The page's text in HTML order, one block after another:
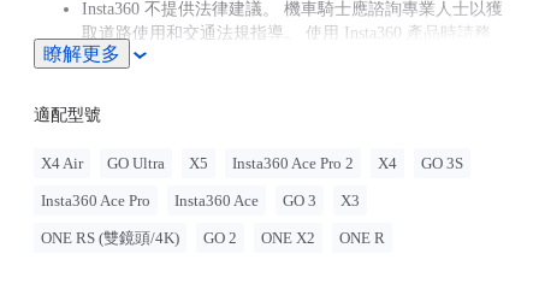
Insta360 不提供法律建議。 機車騎士應諮詢專業人士以獲
取道路使用和交通法規指導。 使用 Insta360 產品時請務
必遵守當地法規。 Insta360 對於因不當使用其產品而可能
與 GO Ultra 相容；需要 3三爪轉 1/4" 轉接器、GO Ultra
瞭解更多
適配型號
X4 Air GO Ultra X5 Insta360 Ace Pro 2 X4 GO 3S
Insta360 Ace Pro Insta360 Ace GO 3 X3
ONE RS (雙鏡頭/4K) GO 2 ONE X2 ONE R